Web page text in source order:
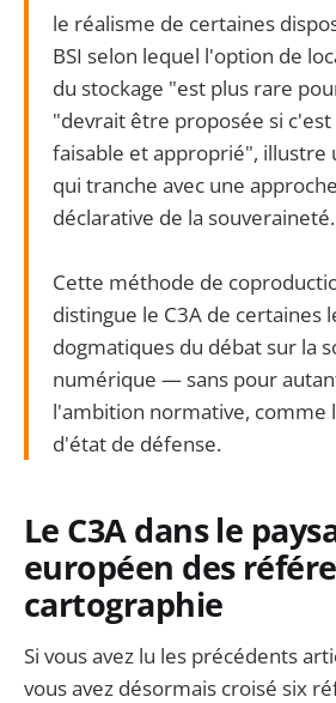
le réalisme de certaines
BSI selon lequel l'option de
du stockage "est plus rare
"devrait être proposée si
faisable et approprié", illustre
qui tranche avec une
déclarative de la souveraineté.
Cette méthode de
distingue le C3A de certaines
dogmatiques du débat sur la
numérique — sans pour
l'ambition normative, comme
d'état de défense.
Le C3A dans le
européen des
cartographie
Si vous avez lu les précédents
vous avez désormais croisé six